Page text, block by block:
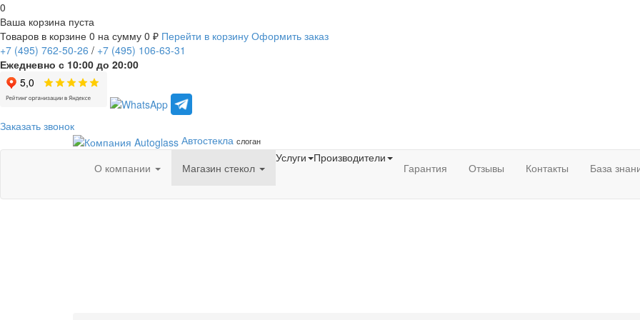
0
Ваша корзина пуста
Товаров в корзине 0 на сумму 0 ₽ Перейти в корзину Оформить заказ
+7 (495) 762-50-26 / +7 (495) 106-63-31
Ежедневно с 10:00 до 20:00
Заказать звонок
Автостекла слоган
О компании Магазин стекол
Услуги Производители
Гарантия Отзывы Контакты База